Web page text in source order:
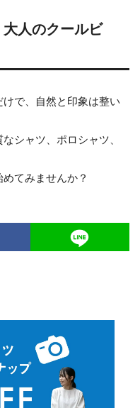
人のクールビ
で、自然と印象は整い
シャツ、ポロシャツ、
てみませんか？